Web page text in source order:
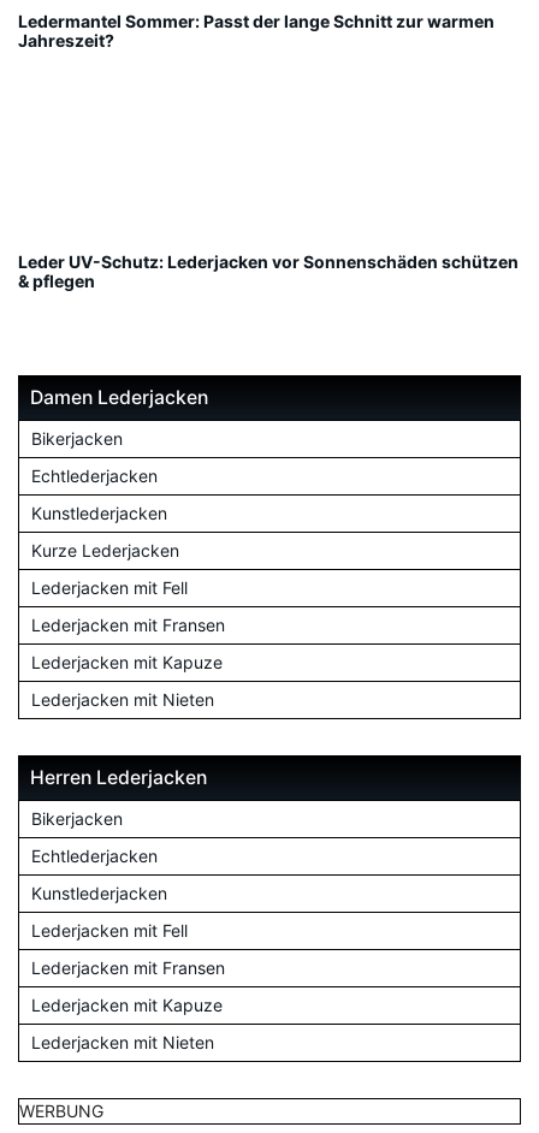
Ledermantel Sommer: Passt der lange Schnitt zur warmen
Jahreszeit?
Leder UV-Schutz: Lederjacken vor Sonnenschäden schützen
& pflegen
Damen Lederjacken
Bikerjacken
Echtlederjacken
Kunstlederjacken
Kurze Lederjacken
Lederjacken mit Fell
Lederjacken mit Fransen
Lederjacken mit Kapuze
Lederjacken mit Nieten
Herren Lederjacken
Bikerjacken
Echtlederjacken
Kunstlederjacken
Lederjacken mit Fell
Lederjacken mit Fransen
Lederjacken mit Kapuze
Lederjacken mit Nieten
WERBUNG